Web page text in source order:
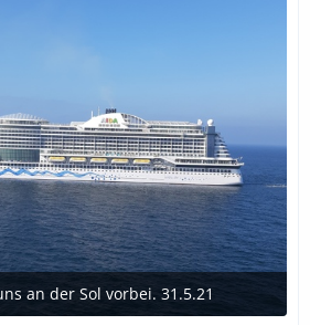
an der Sol vorbei. 31.5.21